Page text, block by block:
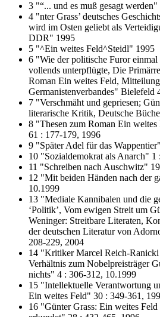
3 "“... und es muß gesagt werden"
4 "nter Grass’ deutsches
wird im Osten geliebt als
DDR" 1995
5 "^Ein weites Feld^Steidl" 1995
6 "Wie der politische Furor einmal
vollends unterpflügte, Die
Roman Ein weites Feld,
Germanistenverbandes" Bielefeld
7 "Verschmäht und gepriesen;
literarische Kritik, Deutsche
8 "Thesen zum Roman Ein
61 : 177-179, 1996
9 "Später Adel für das
10 "Sozialdemokrat als Anarch" 1
11 "Schreiben nach Auschwitz"
12 "Mit beiden Händen nach der
10.1999
13 "Mediale Kannibalen und die
‘Politik’, Vom ewigen Streit um
Weninger: Streitbare Literaten,
der deutschen Literatur von
208-229, 2004
14 "Kritiker Marcel Reich-Ranicki
Verhältnis zum Nobelpreisträger
nichts" 4 : 306-312, 10.1999
15 "Intellektuelle Verantwortung
Ein weites Feld" 30 : 349-361,
16 "Günter Grass: Ein weites